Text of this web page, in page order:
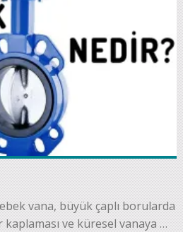
vana, büyük çaplı borularda
kaplaması ve küresel vanaya …